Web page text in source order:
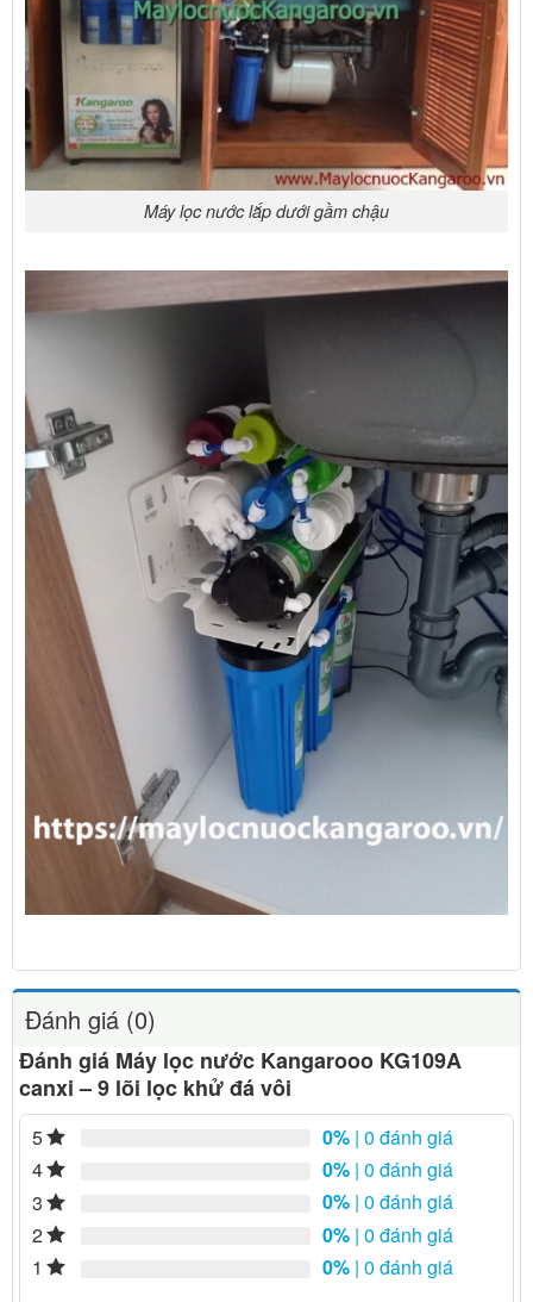
Máy lọc nước lắp dưới gầm chậu
Đánh giá (0)
Đánh giá Máy lọc nước Kangarooo KG109A
canxi – 9 lõi lọc khử đá vôi
5 0% | 0 đánh giá
4
0% | 0 đánh giá
3
0% | 0 đánh giá
2
0% | 0 đánh giá
1
0% | 0 đánh giá